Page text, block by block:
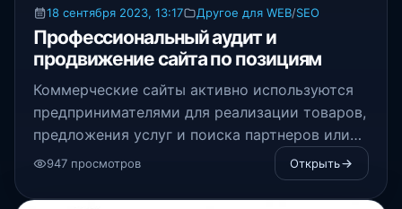
18 сентября 2023, 13:17 Другое для WEB/SEO
Профессиональный аудит и
продвижение сайта по позициям
Коммерческие сайты активно используются
предпринимателями для реализации товаров,
предложения услуг и поиска партнеров или
инвесторов
947 просмотров Открыть